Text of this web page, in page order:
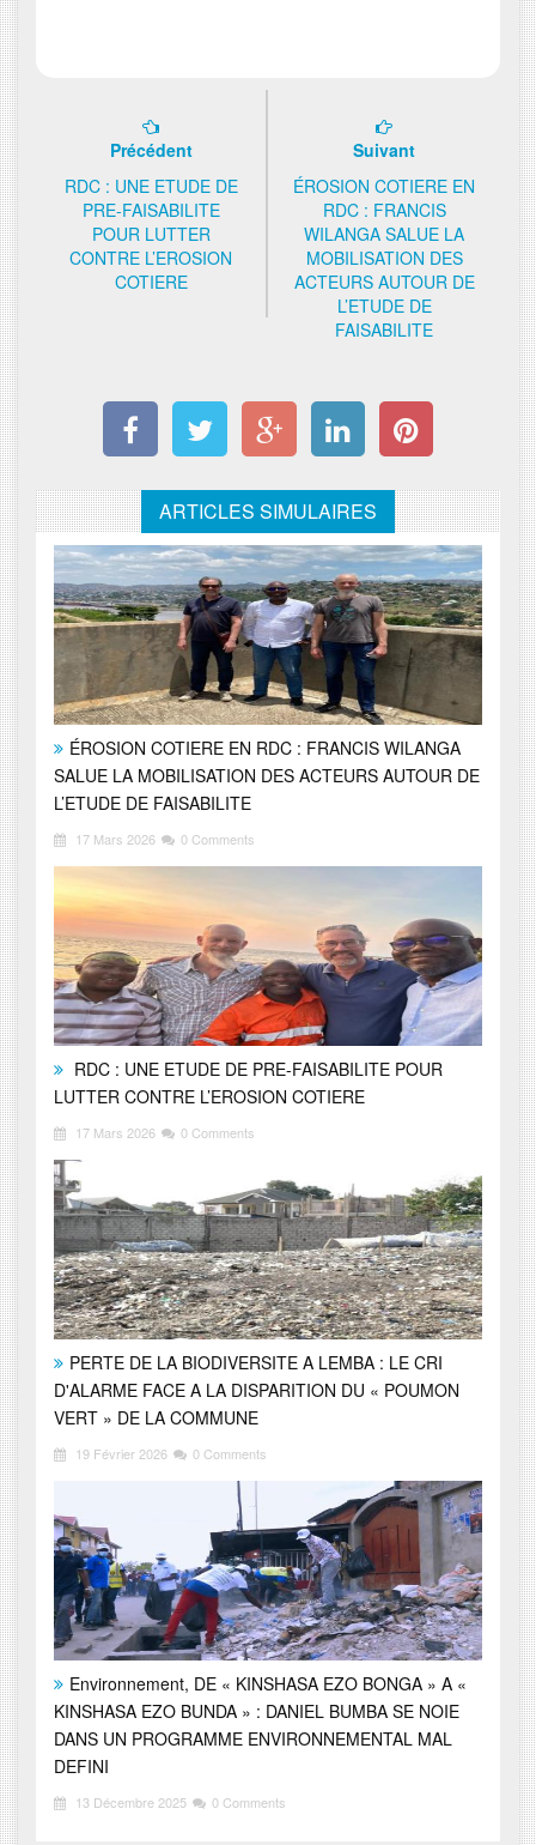
Précédent
RDC : UNE ETUDE DE
PRE-FAISABILITE
POUR LUTTER
CONTRE L’EROSION
COTIERE
Suivant
ÉROSION COTIERE EN
RDC : FRANCIS
WILANGA SALUE LA
MOBILISATION DES
ACTEURS AUTOUR DE
L’ETUDE DE
FAISABILITE
ARTICLES SIMULAIRES
ÉROSION COTIERE EN RDC : FRANCIS WILANGA
SALUE LA MOBILISATION DES ACTEURS AUTOUR DE
L’ETUDE DE FAISABILITE
17 Mars 2026 0 Comments
RDC : UNE ETUDE DE PRE-FAISABILITE POUR
LUTTER CONTRE L’EROSION COTIERE
17 Mars 2026 0 Comments
PERTE DE LA BIODIVERSITE A LEMBA : LE CRI
D'ALARME FACE A LA DISPARITION DU « POUMON
VERT » DE LA COMMUNE
19 Février 2026 0 Comments
Environnement, DE « KINSHASA EZO BONGA » A «
KINSHASA EZO BUNDA » : DANIEL BUMBA SE NOIE
DANS UN PROGRAMME ENVIRONNEMENTAL MAL
DEFINI
13 Décembre 2025 0 Comments